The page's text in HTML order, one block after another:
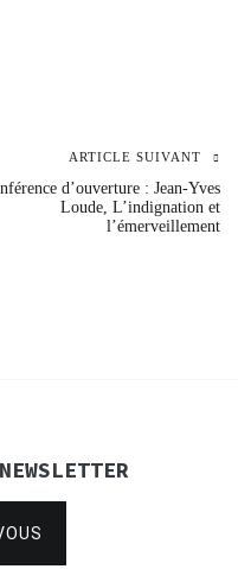
ARTICLE SUIVANT
d’ouverture : Jean-Yves
Loude, L’indignation et
l’émerveillement